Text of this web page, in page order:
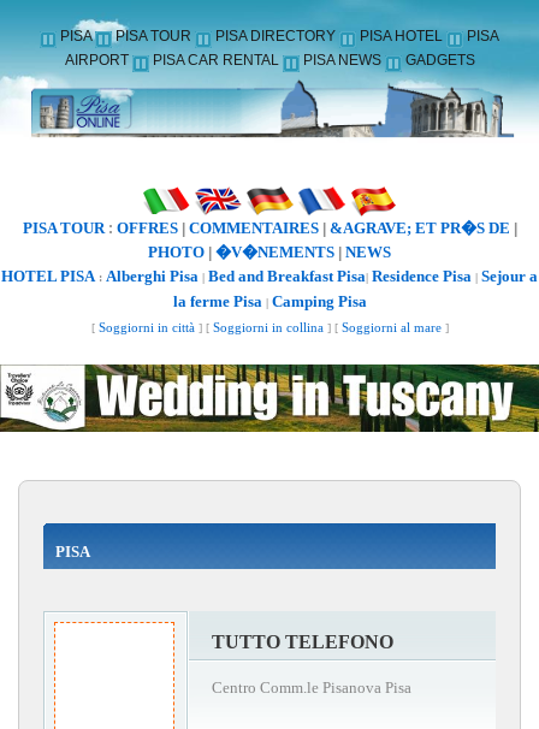
PISA PISA TOUR PISA DIRECTORY PISA HOTEL
PISA
AIRPORT
PISA CAR RENTAL PISA NEWS GADGETS
PISA TOUR: OFFRES| COMMENTAIRES| &AGRAVE; ET PR�S DE
PHOTO �V�NEMENTS NEWS
HOTEL PISA: Alberghi Pisa | Bed and Breakfast Pisa| Residence Pisa | Sejour a
la ferme Pisa| Camping Pisa
[ Soggiorni in città] [ Soggiorni in collina] [ Soggiorni al mare]
PISA
TUTTO TELEFONO
Centro Comm.le Pisanova Pisa